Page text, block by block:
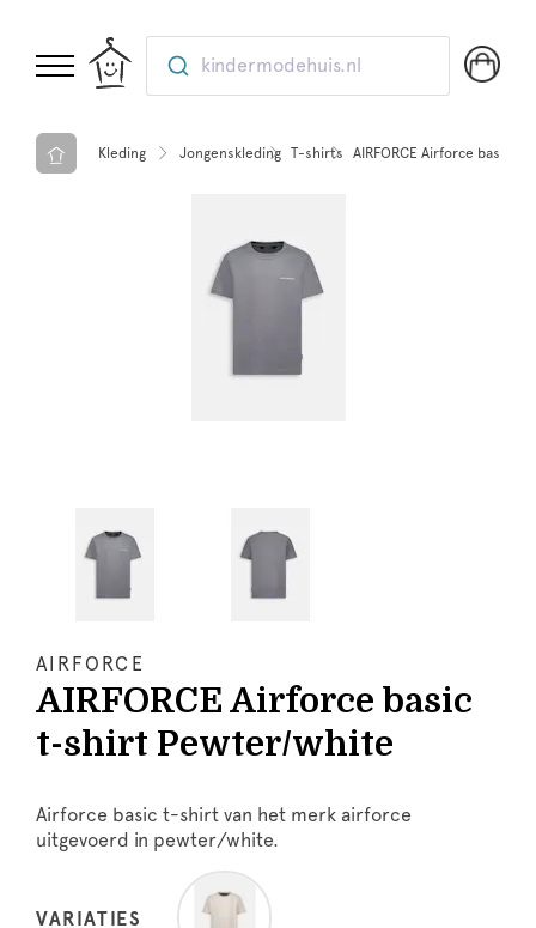
kindermodehuis.nl
Kleding Jongenskleding T-shirts AIRFORCE Airforce basic
AIRFORCE
AIRFORCE Airforce basic
t-shirt Pewter/white
Airforce basic t-shirt van het merk airforce
uitgevoerd in pewter/white.
VARIATIES